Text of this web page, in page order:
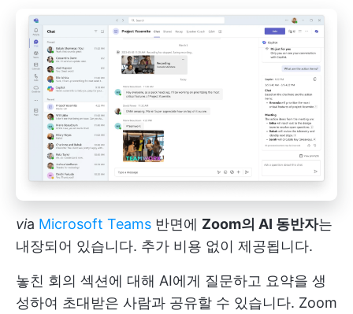
via Microsoft Teams 반면에 Zoom의 AI 동반자는
내장되어 있습니다. 추가 비용 없이 제공됩니다.
놓친 회의 섹션에 대해 AI에게 질문하고 요약을 생
성하여 초대받은 사람과 공유할 수 있습니다. Zoom